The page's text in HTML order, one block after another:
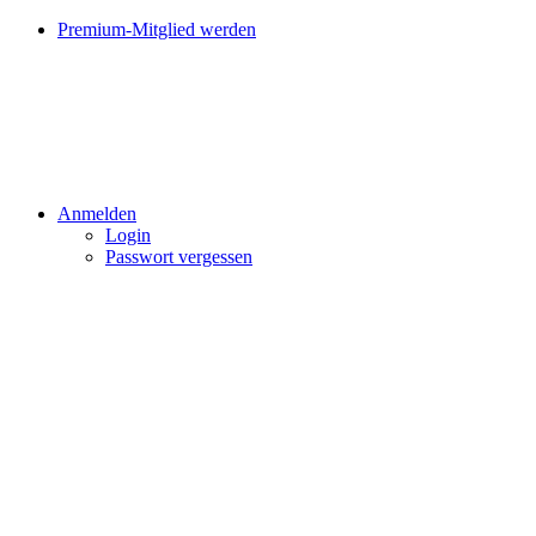
Premium-Mitglied werden
Anmelden
Login
Passwort vergessen